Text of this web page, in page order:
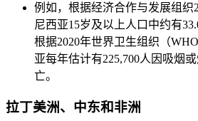
例如，根据经济合作与发展组织
尼西亚15岁及以上人口中约有
根据2020年世界卫生组织（
亚每年估计有225,700人因吸烟
亡。
拉丁美洲、中东和非洲